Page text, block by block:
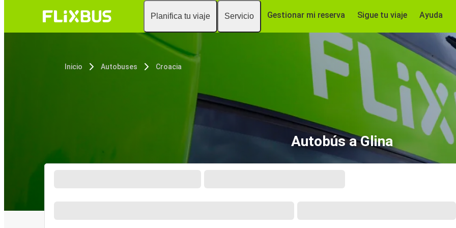
Planifica tu viaje Servicio Gestionar mi reserva Sigue tu viaje Ayuda
Inicio Autobuses Croacia
Autobús a Glina